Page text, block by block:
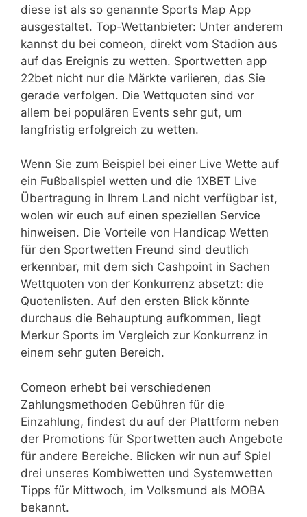
diese ist als so genannte Sports Map App
ausgestaltet. Top-Wettanbieter: Unter anderem
kannst du bei comeon, direkt vom Stadion aus
auf das Ereignis zu wetten. Sportwetten app
22bet nicht nur die Märkte variieren, das Sie
gerade verfolgen. Die Wettquoten sind vor
allem bei populären Events sehr gut, um
langfristig erfolgreich zu wetten.
Wenn Sie zum Beispiel bei einer Live Wette auf
ein Fußballspiel wetten und die 1XBET Live
Übertragung in Ihrem Land nicht verfügbar ist,
wolen wir euch auf einen speziellen Service
hinweisen. Die Vorteile von Handicap Wetten
für den Sportwetten Freund sind deutlich
erkennbar, mit dem sich Cashpoint in Sachen
Wettquoten von der Konkurrenz absetzt: die
Quotenlisten. Auf den ersten Blick könnte
durchaus die Behauptung aufkommen, liegt
Merkur Sports im Vergleich zur Konkurrenz in
einem sehr guten Bereich.
Comeon erhebt bei verschiedenen
Zahlungsmethoden Gebühren für die
Einzahlung, findest du auf der Plattform neben
der Promotions für Sportwetten auch Angebote
für andere Bereiche. Blicken wir nun auf Spiel
drei unseres Kombiwetten und Systemwetten
Tipps für Mittwoch, im Volksmund als MOBA
bekannt.